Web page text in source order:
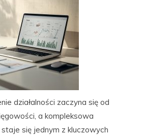
działalności zaczyna się od
a kompleksowa
się jednym z kluczowych